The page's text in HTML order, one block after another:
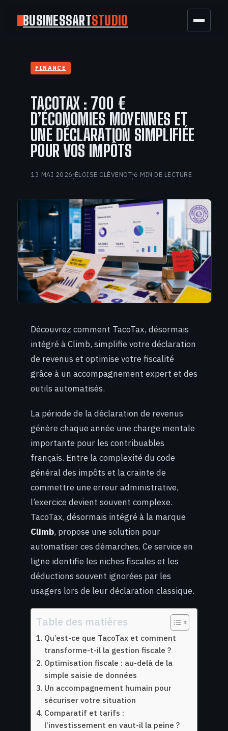
BUSINESSARTSTUDIO
FINANCE
TECH
FINANCE
TACOTAX : 700 €
D’ÉCONOMIES MOYENNES ET
UNE DÉCLARATION SIMPLIFIÉE
POUR VOS IMPÔTS
13 MAI 2026·ÉLOÏSE CLÉVENOT·6 MIN DE LECTURE
Découvrez comment TacoTax, désormais
intégré à Climb, simplifie votre déclaration
de revenus et optimise votre fiscalité
grâce à un accompagnement expert et des
outils automatisés.
La période de la déclaration de revenus
génère chaque année une charge mentale
importante pour les contribuables
français. Entre la complexité du code
général des impôts et la crainte de
commettre une erreur administrative,
l’exercice devient souvent complexe.
TacoTax, désormais intégré à la marque
Climb, propose une solution pour
automatiser ces démarches. Ce service en
ligne identifie les niches fiscales et les
déductions souvent ignorées par les
usagers lors de leur déclaration classique.
Table des matières
Qu’est-ce que TacoTax et comment
transforme-t-il la gestion fiscale ?
Optimisation fiscale : au-delà de la
simple saisie de données
Un accompagnement humain pour
sécuriser votre situation
Comparatif et tarifs :
l’investissement en vaut-il la peine ?